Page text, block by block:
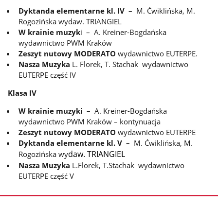
Dyktanda elementarne kl. IV – M. Ćwiklińska, M.
Rogozińska wydaw. TRIANGIEL
W krainie muzyki – A. Kreiner-Bogdańska
wydawnictwo PWM Kraków
Zeszyt nutowy MODERATO wydawnictwo EUTERPE.
Nasza Muzyka L. Florek, T. Stachakwydawnictwo
EUTERPE część IV
Klasa IV
W krainie muzyki – A. Kreiner-Bogdańska
wydawnictwo PWM Kraków – kontynuacja
Zeszyt nutowy MODERATO wydawnictwo EUTERPE
Dyktanda elementarne kl. V – M. Ćwiklińska, M.
Rogozińska wydaw. TRIANGIEL
Nasza Muzyka L.Florek, T.Stachakwydawnictwo
EUTERPE część V